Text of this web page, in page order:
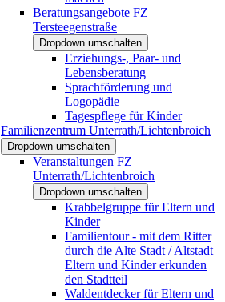
Beratungsangebote FZ
Tersteegenstraße
Dropdown umschalten
Erziehungs-, Paar- und
Lebensberatung
Sprachförderung und
Logopädie
Tagespflege für Kinder
Familienzentrum Unterrath/Lichtenbroich
Dropdown umschalten
Veranstaltungen FZ
Unterrath/Lichtenbroich
Dropdown umschalten
Krabbelgruppe für Eltern und
Kinder
Familientour - mit dem Ritter
durch die Alte Stadt / Altstadt
Eltern und Kinder erkunden
den Stadtteil
Waldentdecker für Eltern und